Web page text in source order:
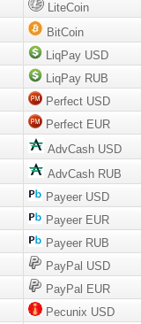
LiteCoin
BitCoin
LiqPay USD
LiqPay RUB
Perfect USD
Perfect EUR
AdvCash USD
AdvCash RUB
Payeer USD
Payeer EUR
Payeer RUB
PayPal USD
PayPal EUR
Pecunix USD